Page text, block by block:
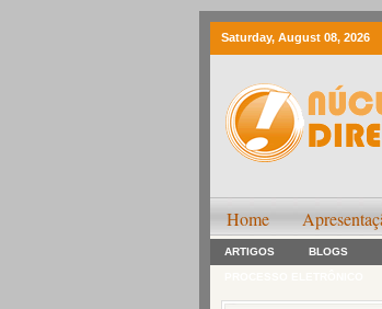
Saturday, August 08, 2026
Home
ARTIGOS BLOGS